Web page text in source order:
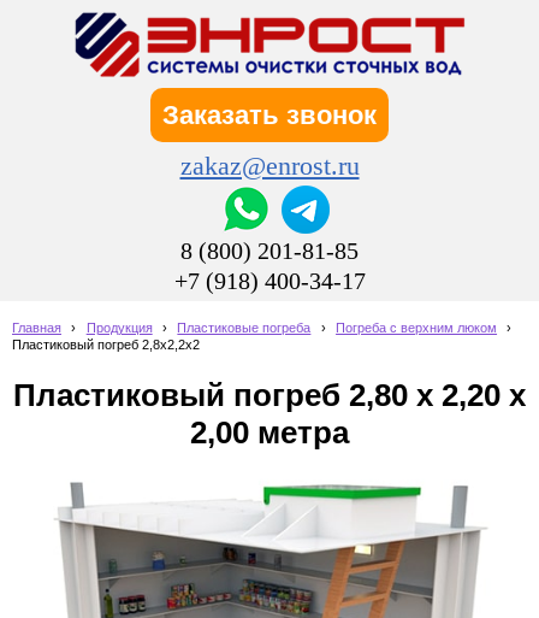
Заказать звонок
zakaz@enrost.ru
8 (800) 201-81-85
+7 (918) 400-34-17
Главная › Продукция › Пластиковые погреба › Погреба с верхним люком
›
Пластиковый погреб 2,8х2,2х2
Пластиковый погреб 2,80 х 2,20 х
2,00 метра